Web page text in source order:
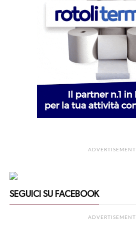
ADVERTISEMENT
SEGUICI SU FACEBOOK
ADVERTISEMENT